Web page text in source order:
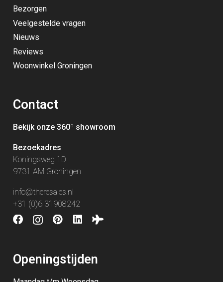
Bezorgen
Veelgestelde vragen
Nieuws
Reviews
Woonwinkel Groningen
Contact
Bekijk onze 360º showroom
Bezoekadres
Koningsweg 1D
9731 AM Groningen
info@theresales.nl
+31 (0)6 31908242
Openingstijden